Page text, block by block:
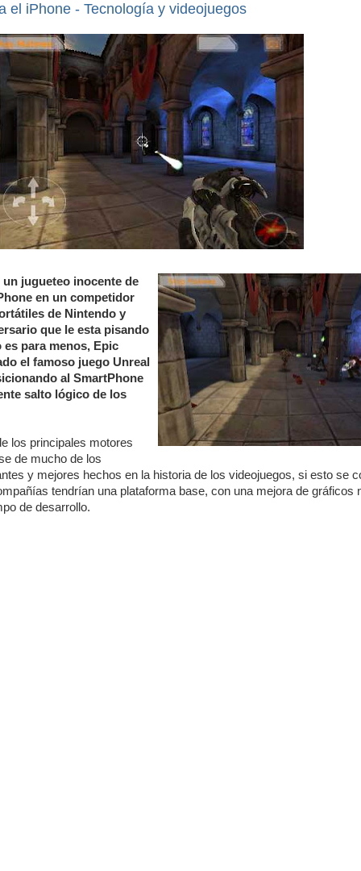
el iPhone - Tecnología y videojuegos
jugueteo inocente de
en un competidor
de Nintendo y
que le esta pisando
para menos, Epic
el famoso juego Unreal
al SmartPhone
salto lógico de los
los principales motores
de mucho de los
y mejores hechos en la historia de los videojuegos, si esto se
tendrían una plataforma base, con una mejora de gráficos
de desarrollo.